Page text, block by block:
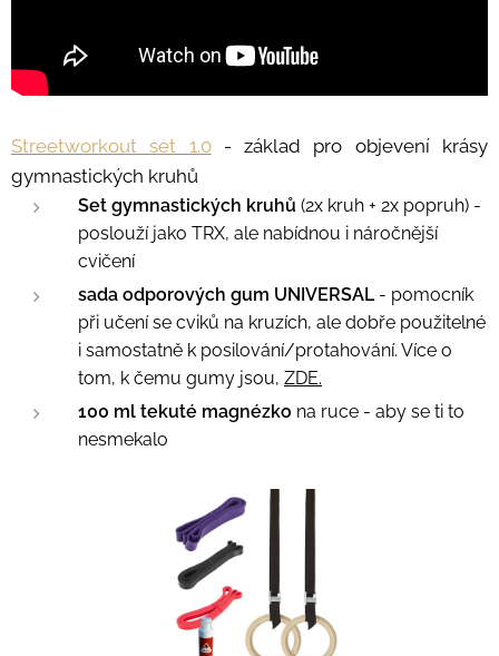
Streetworkout set 1.0- základ pro objevení krásy
gymnastických kruhů
Set gymnastických kruhů (2x kruh + 2x popruh) -
poslouží jako TRX, ale nabídnou i náročnější
cvičení
sada odporových gum UNIVERSAL- pomocník
při učení se cviků na kruzích, ale dobře použitelné
i samostatně k posilování/protahování. Více o
tom, k čemu gumy jsou, ZDE.
100 ml tekuté magnézko na ruce - aby se ti to
nesmekalo